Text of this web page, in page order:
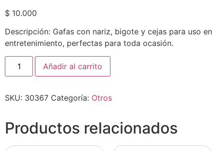
$ 10.000
Descripción: Gafas con nariz, bigote y cejas para uso en
entretenimiento, perfectas para toda ocasión.
Añadir al carrito
SKU: 30367 Categoría: Otros
Productos relacionados